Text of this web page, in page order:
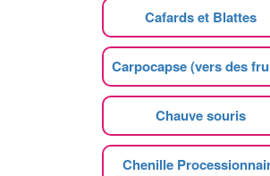
Cafards et Blattes
Carpocapse (vers des
Chauve souris
Chenille